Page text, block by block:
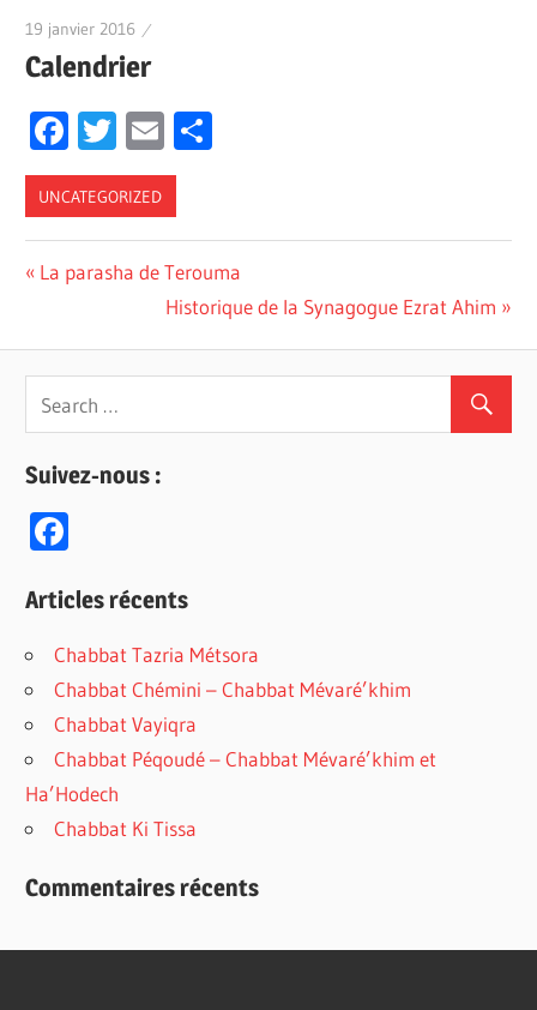
19 janvier 2016
Calendrier
Facebook
Twitter
Email
UNCATEGORIZED
Navigation
de
l’article
Previous
La parasha de Terouma
Next
Historique de la Synagogue Ezrat Ahim
Suivez-nous :
e
b
o
o
k
Articles récents
Chabbat Tazria Métsora
Chabbat Chémini – Chabbat Mévaré’khim
Chabbat Vayiqra
Chabbat Péqoudé – Chabbat Mévaré’khim et
Ha’Hodech
Chabbat Ki Tissa
Commentaires récents